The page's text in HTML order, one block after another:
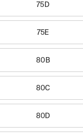
75D
75E
80B
80C
80D